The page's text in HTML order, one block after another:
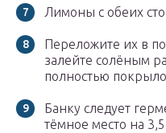
Лимоны с обеих
Переложите их в
залейте солёным
полностью
Банку следует
тёмное место на